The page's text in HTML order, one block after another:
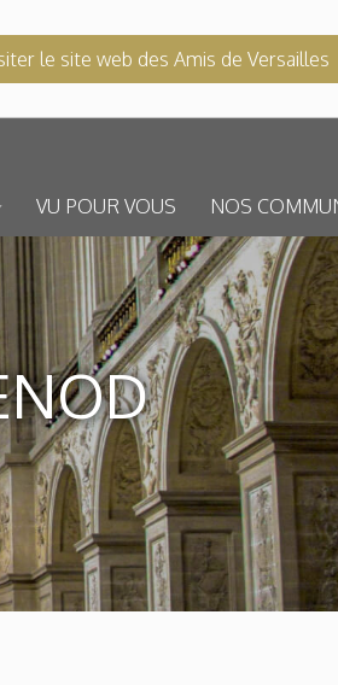
le site web des Amis de Versailles
VU POUR VOUS NOS